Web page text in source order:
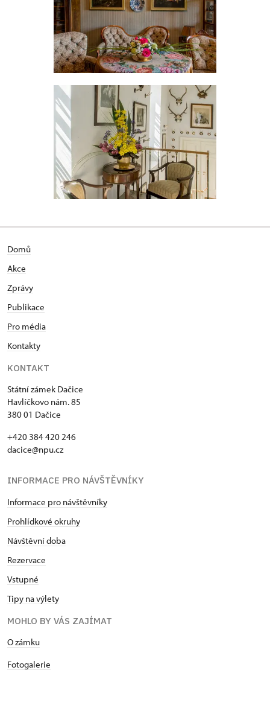
Domů
Akce
Zprávy
Publikace
Pro média
Kontakty
KONTAKT
Státní zámek Dačice
Havlíčkovo nám. 85
380 01 Dačice
+420 384 420 246
dacice@npu.cz
INFORMACE PRO NÁVŠTĚVNÍKY
Informace pro návštěvníky
Prohlídkové okruhy
Návštěvní doba
Rezervace
Vstupné
Tipy na výlety
MOHLO BY VÁS ZAJÍMAT
O zámku
Fotogalerie